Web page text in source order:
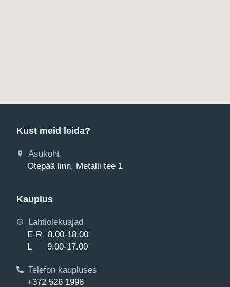
Kust meid leida?
Asukoht
Otepää linn, Metalli tee 1
Kauplus
Lahtiolekuajad
E-R 8.00-18.00
L 9.00-17.00
Telefon kaupluses
+372 526 1998